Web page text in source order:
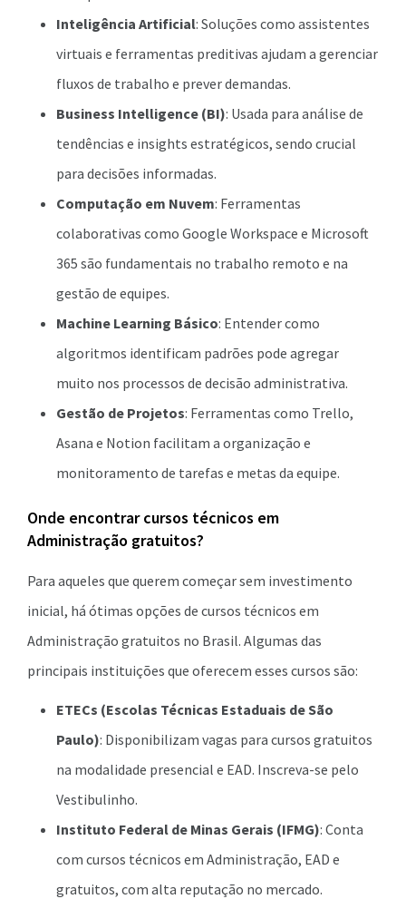
Inteligência Artificial: Soluções como assistentes
virtuais e ferramentas preditivas ajudam a gerenciar
fluxos de trabalho e prever demandas.
Business Intelligence (BI): Usada para análise de
tendências e insights estratégicos, sendo crucial
para decisões informadas.
Computação em Nuvem: Ferramentas
colaborativas como Google Workspace e Microsoft
365 são fundamentais no trabalho remoto e na
gestão de equipes.
Machine Learning Básico: Entender como
algoritmos identificam padrões pode agregar
muito nos processos de decisão administrativa.
Gestão de Projetos: Ferramentas como Trello,
Asana e Notion facilitam a organização e
monitoramento de tarefas e metas da equipe.
Onde encontrar cursos técnicos em
Administração gratuitos?
Para aqueles que querem começar sem investimento
inicial, há ótimas opções de cursos técnicos em
Administração gratuitos no Brasil. Algumas das
principais instituições que oferecem esses cursos são:
ETECs (Escolas Técnicas Estaduais de São
Paulo): Disponibilizam vagas para cursos gratuitos
na modalidade presencial e EAD. Inscreva-se pelo
Vestibulinho.
Instituto Federal de Minas Gerais (IFMG): Conta
com cursos técnicos em Administração, EAD e
gratuitos, com alta reputação no mercado.